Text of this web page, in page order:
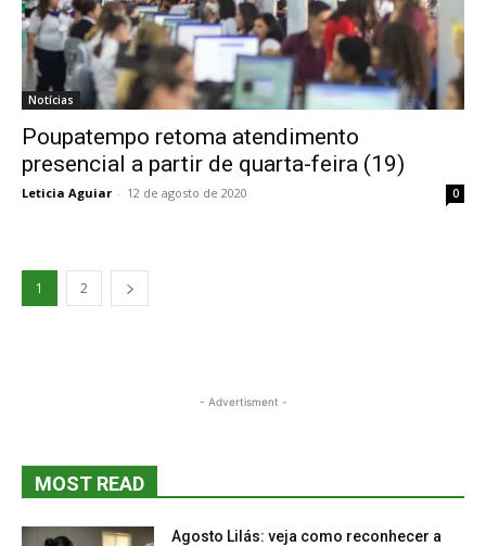
Notícias
Poupatempo retoma atendimento
presencial a partir de quarta-feira (19)
Leticia Aguiar - 12 de agosto de 2020 0
1 2
- Advertisment -
MOST READ
Agosto Lilás: veja como reconhecer a